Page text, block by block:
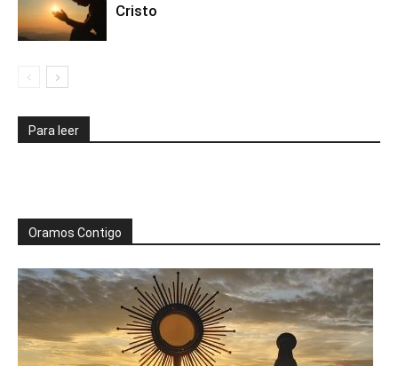
Cristo
Para leer
Oramos Contigo